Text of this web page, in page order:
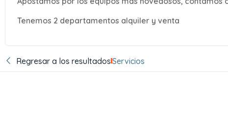
Tenemos 2 departamentos alquiler y venta
Regresar a los resultadosServicios